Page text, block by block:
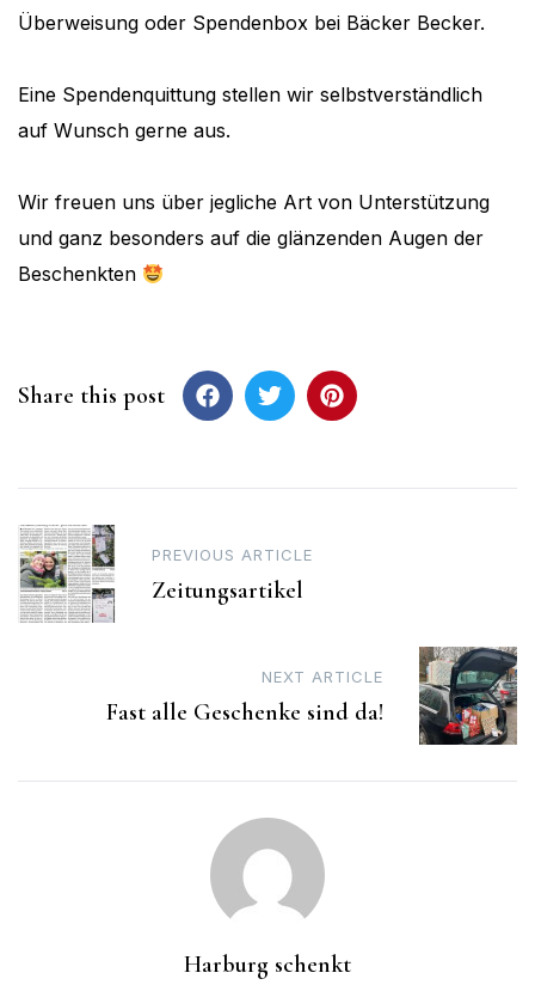
Überweisung oder Spendenbox bei Bäcker Becker.
Eine Spendenquittung stellen wir selbstverständlich
auf Wunsch gerne aus.
Wir freuen uns über jegliche Art von Unterstützung
und ganz besonders auf die glänzenden Augen der
Beschenkten
Share this post
Post
navigation
PREVIOUS ARTICLE
Zeitungsartikel
NEXT ARTICLE
Fast alle Geschenke sind da!
Harburg schenkt